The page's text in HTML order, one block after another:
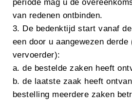
periode mag u de
van redenen ontbinden.
3. De bedenktijd start vanaf
een door u aangewezen
vervoerder):
a. de bestelde zaken heeft
b. de laatste zaak heeft
bestelling meerdere zaken